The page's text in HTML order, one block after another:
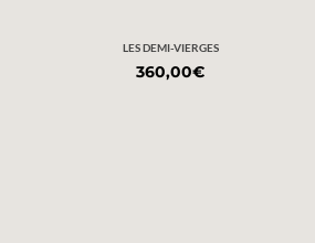
LES DEMI-VIERGES
360,00€